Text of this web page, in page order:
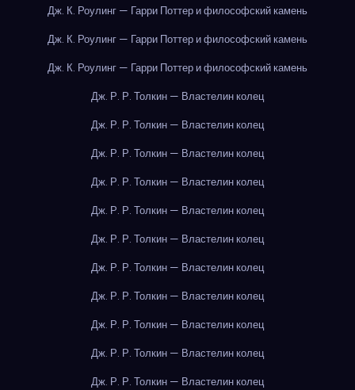
Дж. К. Роулинг — Гарри Поттер и философский камень
Дж. К. Роулинг — Гарри Поттер и философский камень
Дж. К. Роулинг — Гарри Поттер и философский камень
Дж. Р. Р. Толкин — Властелин колец
Дж. Р. Р. Толкин — Властелин колец
Дж. Р. Р. Толкин — Властелин колец
Дж. Р. Р. Толкин — Властелин колец
Дж. Р. Р. Толкин — Властелин колец
Дж. Р. Р. Толкин — Властелин колец
Дж. Р. Р. Толкин — Властелин колец
Дж. Р. Р. Толкин — Властелин колец
Дж. Р. Р. Толкин — Властелин колец
Дж. Р. Р. Толкин — Властелин колец
Дж. Р. Р. Толкин — Властелин колец